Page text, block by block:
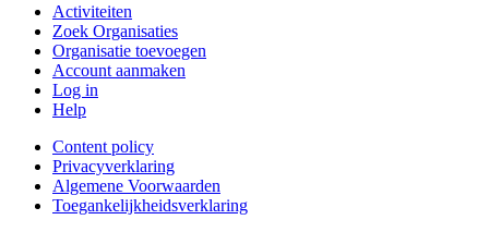
Activiteiten
Zoek Organisaties
Organisatie toevoegen
Account aanmaken
Log in
Help
Content policy
Privacyverklaring
Algemene Voorwaarden
Toegankelijkheidsverklaring